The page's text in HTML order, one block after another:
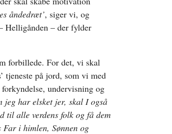
åndedræt’, siger vi, og
Helligånden – der fylder
forbillede. For det, vi skal
tjeneste på jord, som vi med
undervisning og
jeg har elsket jer, skal I også
til alle verdens folk og få dem
i himlen, Sønnen og